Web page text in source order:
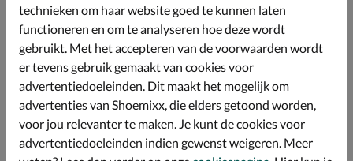
Voorzien van een leren voetbed met dempende
onderlaag gemaatk van gerecycled materiaal. Hierdoor
loop je de hele dag comfortabel en biedt de schoen een
goede warmte- en vocht regulatie. Het voetbed is
tevens uitneembaar.
Afgewerkt met een trendy gumsole met uitstekende
grip.
technieken om haar website goed te kunnen laten
functioneren en om te analyseren hoe deze wordt
gebruikt. Met het accepteren van de voorwaarden wordt
er tevens gebruik gemaakt van cookies voor
advertentiedoeleinden. Dit maakt het mogelijk om
advertenties van Shoemixx, die elders getoond worden,
voor jou relevanter te maken. Je kunt de cookies voor
advertentiedoeleinden indien gewenst weigeren. Meer